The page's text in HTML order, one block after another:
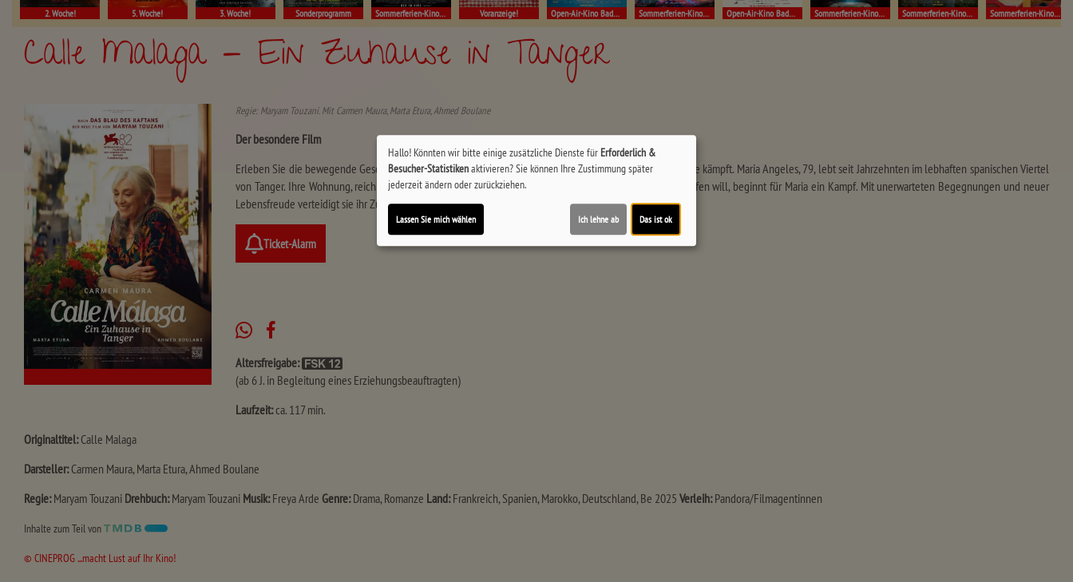
2. Woche! 5. Woche! 3. Woche! Sonderprogramm Sommerferien-Kino Müllheim Voranzeige! Open-Air-Kino Badenweiler! Sommerferien-Kino Müllheim Open-Air-Kino Badenweiler! Sommerferien-Kino Müllheim Sommerferien-Kino Müllheim Sommerferien-Kino Müllheim
Calle Malaga - Ein Zuhause in Tanger
Regie: Maryam Touzani. Mit Carmen Maura, Marta Etura, Ahmed Boulane
Der besondere Film
Erleben Sie die bewegende Geschichte einer Frau, die mit Entschlossenheit und Kreativität um ihr Zuhause kämpft. Maria Angeles, 79, lebt seit Jahrzehnten im lebhaften spanischen Viertel
von Tanger. Ihre Wohnung, reich an Erinnerungen, ist ihr Heiligtum. Doch als ihre Tochter Clara sie verkaufen will, beginnt für Maria ein Kampf. Mit unerwarteten Begegnungen und neuer
Lebensfreude verteidigt sie ihr Zuhause und entdeckt eine längst verloren geglaubte Liebe neu.
Ticket-Alarm
Altersfreigabe:
(ab 6 J. in Begleitung eines Erziehungsbeauftragten)
Laufzeit:ca. 117 min.
Originaltitel:Calle Malaga
Darsteller:Carmen Maura, Marta Etura, Ahmed Boulane
Regie: Maryam Touzani Drehbuch: Maryam Touzani Musik: Freya Arde Genre: Drama, Romanze Land: Frankreich, Spanien, Marokko, Deutschland, Be 2025 Verleih:Pandora/Filmagentinnen
Inhalte zum Teil von
© CINEPROG ...macht Lust auf Ihr Kino!
Hallo! Könnten wir bitte einige zusätzliche Dienste für Erforderlich &
Besucher-Statistikenaktivieren? Sie können Ihre Zustimmung später
jederzeit ändern oder zurückziehen.
Lassen Sie mich wählen Ich lehne ab Das ist ok